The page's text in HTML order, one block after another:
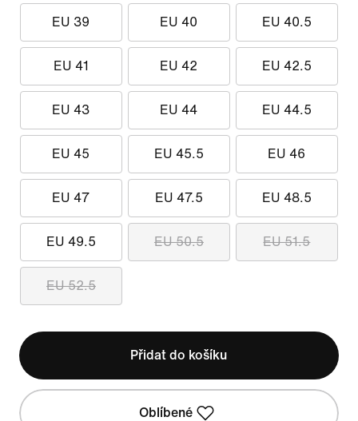
EU 39 EU 40 EU 40.5
EU 41 EU 42 EU 42.5
EU 43 EU 44 EU 44.5
EU 45 EU 45.5 EU 46
EU 47 EU 47.5 EU 48.5
EU 49.5 EU 50.5 EU 51.5
EU 52.5
Přidat do košíku
Oblíbené